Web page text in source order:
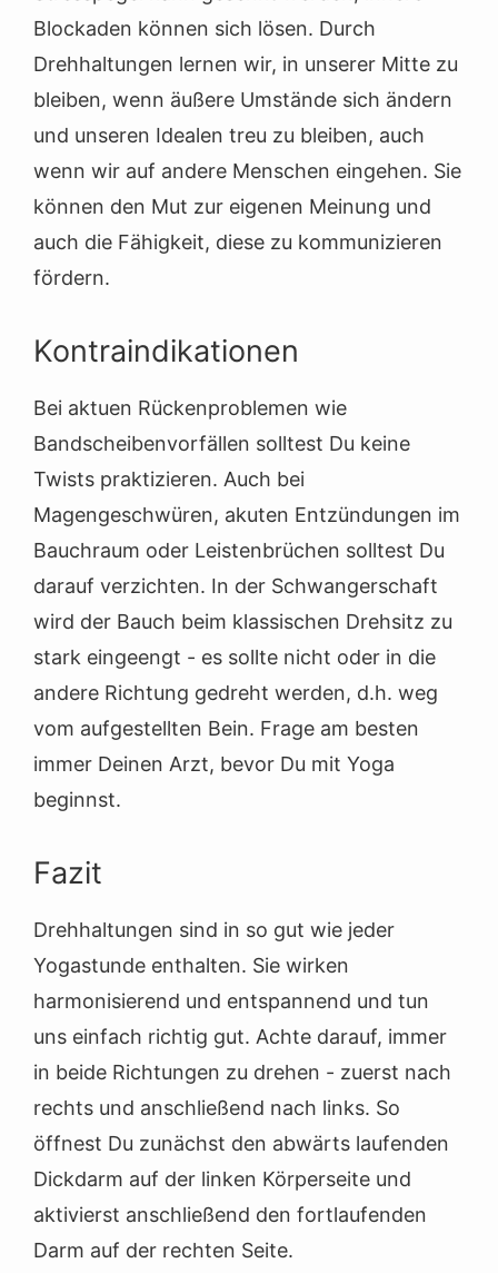
Blockaden können sich lösen. Durch
Drehhaltungen lernen wir, in unserer Mitte zu
bleiben, wenn äußere Umstände sich ändern
und unseren Idealen treu zu bleiben, auch
wenn wir auf andere Menschen eingehen. Sie
können den Mut zur eigenen Meinung und
auch die Fähigkeit, diese zu kommunizieren
fördern.
Kontraindikationen
Bei aktuen Rückenproblemen wie
Bandscheibenvorfällen solltest Du keine
Twists praktizieren. Auch bei
Magengeschwüren, akuten Entzündungen im
Bauchraum oder Leistenbrüchen solltest Du
darauf verzichten. In der Schwangerschaft
wird der Bauch beim klassischen Drehsitz zu
stark eingeengt - es sollte nicht oder in die
andere Richtung gedreht werden, d.h. weg
vom aufgestellten Bein. Frage am besten
immer Deinen Arzt, bevor Du mit Yoga
beginnst.
Fazit
Drehhaltungen sind in so gut wie jeder
Yogastunde enthalten. Sie wirken
harmonisierend und entspannend und tun
uns einfach richtig gut. Achte darauf, immer
in beide Richtungen zu drehen - zuerst nach
rechts und anschließend nach links. So
öffnest Du zunächst den abwärts laufenden
Dickdarm auf der linken Körperseite und
aktivierst anschließend den fortlaufenden
Darm auf der rechten Seite.